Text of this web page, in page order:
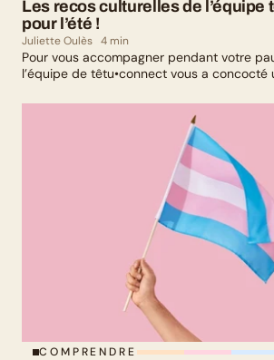
Les recos culturelles de l’équipe
pour l’été !
Juliette Oulès 4 min
Pour vous accompagner pendant votre
l’équipe de têtu•connect vous a concocté une petite
culturelle : il y en a pour tous les goûts !
COMPRENDRE